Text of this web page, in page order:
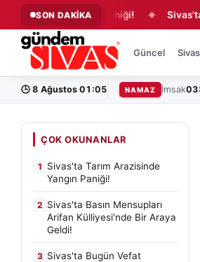
SON DAKİKA
Yangın Paniği! ◆ Sivas'ta
Güncel
🕒 8 Ağustos 01:05 NAMAZ İmsak
ÇOK OKUNANLAR
1 Sivas'ta Tarım Arazisinde
Yangın Paniği!
2 Sivas'ta Basın Mensupları
Arifan Külliyesi'nde Bir Araya
Geldi!
3 Sivas'ta Bugün Vefat